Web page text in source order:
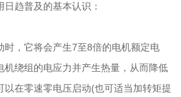
趋普及的基本认识：
，它将会产生7至8倍的电机额定电
机绕组的电应力并产生热量，从而降低
以在零速零电压启动(也可适当加转矩提